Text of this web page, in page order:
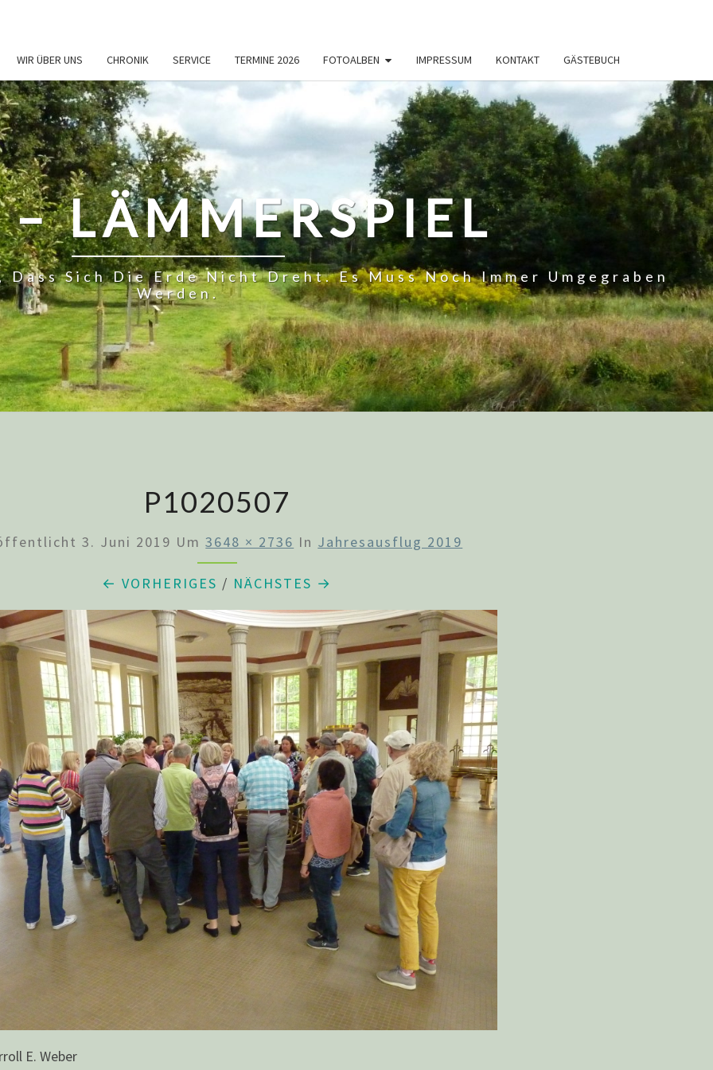
WIR ÜBER UNS CHRONIK SERVICE TERMINE 2026 FOTOALBEN IMPRESSUM KONTAKT GÄSTEBUCH
LÄMMERSPIEL
Sich Die Erde Nicht Dreht. Es Muss Noch Immer Umgegraben
Werden.
P1020507
3. Juni 2019 Um3648 × 2736 In Jahresausflug 2019
← VORHERIGES / NÄCHSTES →
E. Weber